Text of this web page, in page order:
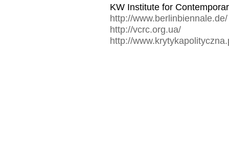
KW Institute for
http://www.berlinbiennale.de/
http://vcrc.org.ua/
http://